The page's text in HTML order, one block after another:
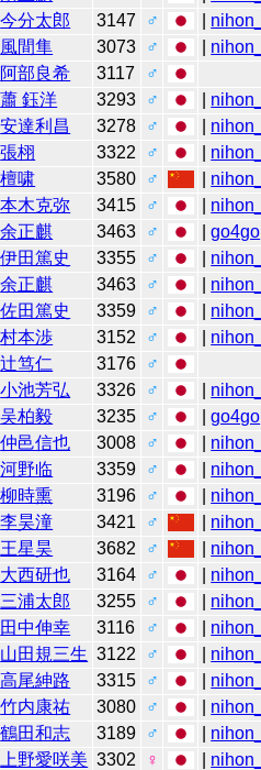
今分太郎 3147 ♂
風間隼 3073 ♂
阿部良希 3117
♂
蕭 鈺洋 3293 ♂
安達利昌 3278 ♂
張栩 3322 ♂
檀啸 3580 ♂
本木克弥 3415 ♂
余正麒 3463 ♂ |go4go
伊田篤史 3355 ♂
余正麒 3463 ♂
佐田篤史 3359 ♂
村本渉 3152 ♂
辻笃仁 3176
♂
小池芳弘 3326 ♂
吴柏毅 3235 ♂ |go4go
仲邑信也 3008 ♂
河野临 3359 ♂
柳時熏 3196 ♂
李昊潼 3421 ♂
王星昊 3682 ♂
大西研也 3164 ♂
三浦太郎 3255 ♂
田中伸幸 3116 ♂
山田規三生 3122 ♂
高尾紳路 3315 ♂
竹内康祐 3080 ♂
鶴田和志 3189 ♂
上野愛咲美 3302 ♀